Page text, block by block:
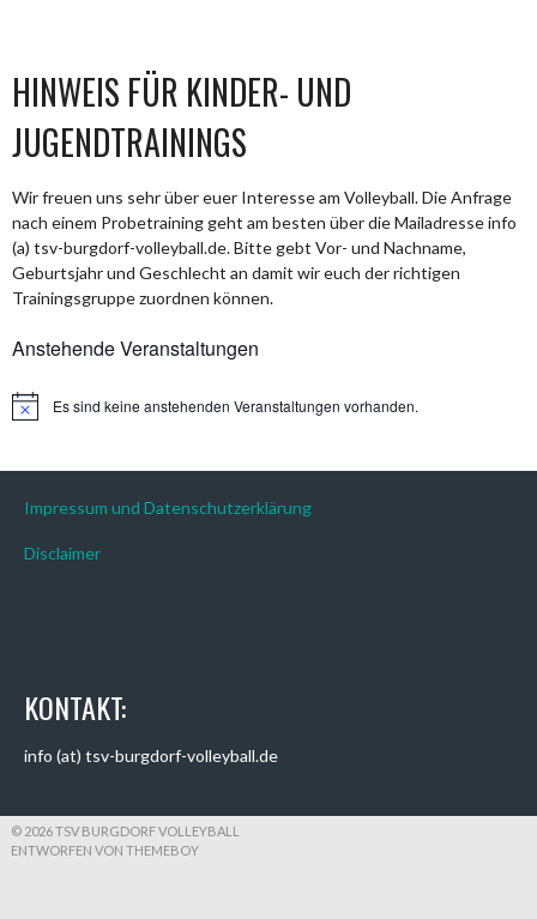
HINWEIS FÜR KINDER- UND
JUGENDTRAININGS
Wir freuen uns sehr über euer Interesse am Volleyball. Die Anfrage
nach einem Probetraining geht am besten über die Mailadresse info
(a) tsv-burgdorf-volleyball.de. Bitte gebt Vor- und Nachname,
Geburtsjahr und Geschlecht an damit wir euch der richtigen
Trainingsgruppe zuordnen können.
Anstehende Veranstaltungen
HinweisEs sind keine anstehenden Veranstaltungen vorhanden.
Impressum und Datenschutzerklärung
Disclaimer
KONTAKT:
info (at) tsv-burgdorf-volleyball.de
© 2026 TSV BURGDORF VOLLEYBALL
ENTWORFEN VON THEMEBOY